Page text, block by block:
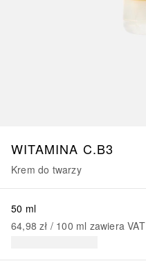
WITAMINA C.B3
Krem do twarzy
50 ml
64,98 zł / 100 ml zawiera VAT